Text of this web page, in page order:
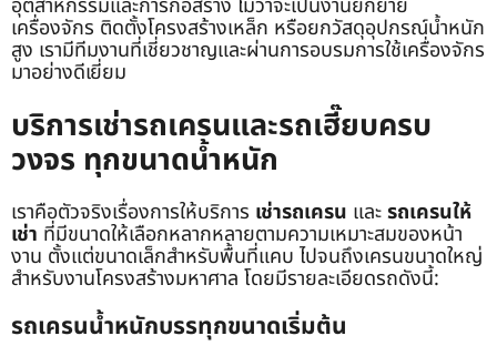
เครื่องจักร ติดตั้งโครงสร้างเหล็ก หรือยกวัสดุอุปกรณ์น้ำหนัก
สูง เรามีทีมงานที่เชี่ยวชาญและผ่านการอบรมการใช้เครื่องจักร
มาอย่างดีเยี่ยม
บริการเช่ารถเครนและรถเฮี๊ยบครบ
วงจร ทุกขนาดน้ำหนัก
เราคือตัวจริงเรื่องการให้บริการ เช่ารถเครน และรถเครนให้
เช่า ที่มีขนาดให้เลือกหลากหลายตามความเหมาะสมของหน้า
งาน ตั้งแต่ขนาดเล็กสำหรับพื้นที่แคบ ไปจนถึงเครนขนาดใหญ่
สำหรับงานโครงสร้างมหาศาล โดยมีรายละเอียดรถดังนี้:
รถเครนน้ำหนักบรรทุกขนาดเริ่มต้น